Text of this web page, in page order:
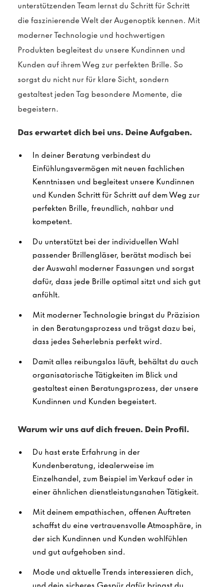
unterstützenden Team lernst du Schritt für Schritt
die faszinierende Welt der Augenoptik kennen. Mit
moderner Technologie und hochwertigen
Produkten begleitest du unsere Kundinnen und
Kunden auf ihrem Weg zur perfekten Brille. So
sorgst du nicht nur für klare Sicht, sondern
gestaltest jeden Tag besondere Momente, die
begeistern.
Das erwartet dich bei uns. Deine Aufgaben.
In deiner Beratung verbindest du
Einfühlungsvermögen mit neuen fachlichen
Kenntnissen und begleitest unsere Kundinnen
und Kunden Schritt für Schritt auf dem Weg zur
perfekten Brille, freundlich, nahbar und
kompetent.
Du unterstützt bei der individuellen Wahl
passender Brillengläser, berätst modisch bei
der Auswahl moderner Fassungen und sorgst
dafür, dass jede Brille optimal sitzt und sich gut
anfühlt.
Mit moderner Technologie bringst du Präzision
in den Beratungsprozess und trägst dazu bei,
dass jedes Seherlebnis perfekt wird.
Damit alles reibungslos läuft, behältst du auch
organisatorische Tätigkeiten im Blick und
gestaltest einen Beratungsprozess, der unsere
Kundinnen und Kunden begeistert.
Warum wir uns auf dich freuen. Dein Profil.
Du hast erste Erfahrung in der
Kundenberatung, idealerweise im
Einzelhandel, zum Beispiel im Verkauf oder in
einer ähnlichen dienstleistungsnahen Tätigkeit.
Mit deinem empathischen, offenen Auftreten
schaffst du eine vertrauensvolle Atmosphäre, in
der sich Kundinnen und Kunden wohlfühlen
und gut aufgehoben sind.
Mode und aktuelle Trends interessieren dich,